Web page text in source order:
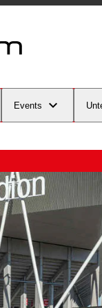
Events